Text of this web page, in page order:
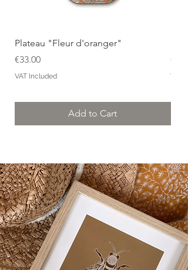
Plateau "Fleur d'oranger"
Price
€33.00
VAT Included
Add to Cart
Price
VAT